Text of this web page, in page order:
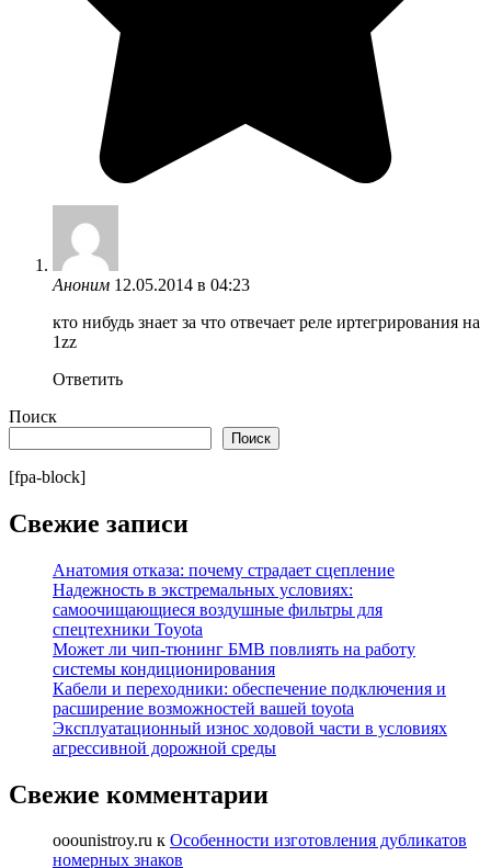
Аноним 12.05.2014 в 04:23
кто нибудь знает за что отвечает реле иртегрирования на
1zz
Ответить
Поиск
Поиск
[fpa-block]
Свежие записи
Анатомия отказа: почему страдает сцепление
Надежность в экстремальных условиях:
самоочищающиеся воздушные фильтры для
спецтехники Toyota
Может ли чип-тюнинг БМВ повлиять на работу
системы кондиционирования
Кабели и переходники: обеспечение подключения и
расширение возможностей вашей toyota
Эксплуатационный износ ходовой части в условиях
агрессивной дорожной среды
Свежие комментарии
ooounistroy.ru к Особенности изготовления дубликатов
номерных знаков